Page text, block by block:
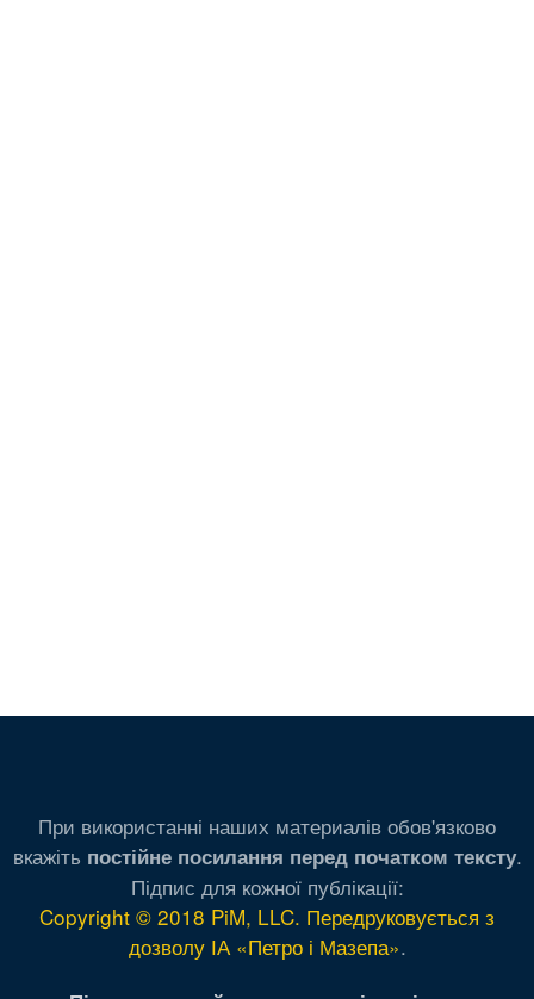
При використанні наших материалів обов'язково
вкажіть постійне посилання перед початком тексту.
Підпис для кожної публікації:
Copyright © 2018 PiM, LLC. Передруковується з
дозволу ІА «Петро і Мазепа».